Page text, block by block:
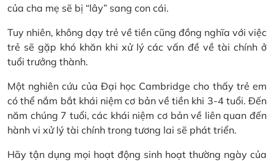
của cha mẹ sẽ bị “lây” sang con cái.
Tuy nhiên, không dạy trẻ về tiền cũng đồng nghĩa với việc
trẻ sẽ gặp khó khăn khi xử lý các vấn đề về tài chính ở
tuổi trưởng thành.
Một nghiên cứu của Đại học Cambridge cho thấy trẻ em
có thể nắm bắt khái niệm cơ bản về tiền khi 3-4 tuổi. Đến
năm chúng 7 tuổi, các khái niệm cơ bản về liên quan đến
hành vi xử lý tài chính trong tương lai sẽ phát triển.
Hãy tận dụng mọi hoạt động sinh hoạt thường ngày của